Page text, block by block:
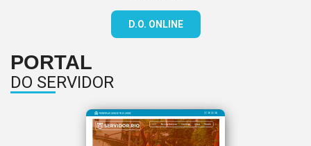
D.O. ONLINE
PORTAL
DO SERVIDOR